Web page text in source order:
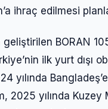
ihraç edilmesi
geliştirilen BORAN
ilk yurt dışı
yılında
2025 yılında Kuzey